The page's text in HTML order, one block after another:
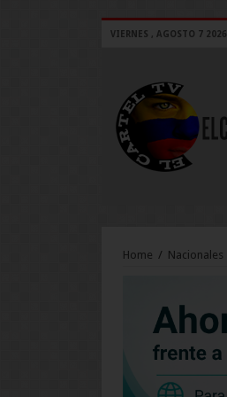
VIERNES , AGOSTO 7 2026
Home / Nacionales